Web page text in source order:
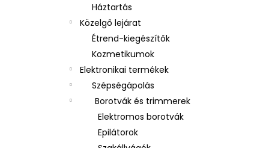
Háztartás
Közelgő lejárat
Étrend-kiegészítők
Kozmetikumok
Elektronikai termékek
Szépségápolás
Borotvák és trimmerek
Elektromos borotvák
Epilátorok